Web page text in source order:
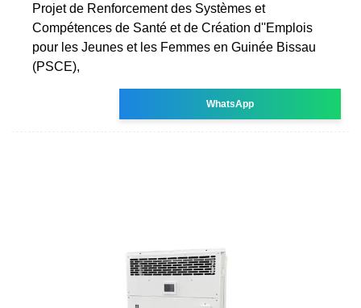
Projet de Renforcement des Systèmes et
Compétences de Santé et de Création d''Emplois
pour les Jeunes et les Femmes en Guinée Bissau
(PSCE),
WhatsApp